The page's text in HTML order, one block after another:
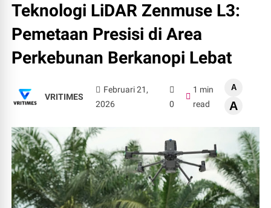
Teknologi LiDAR Zenmuse L3:
Pemetaan Presisi di Area
Perkebunan Berkanopi Lebat
VRITIMES
Februari 21,
2026
0
1 min
read
A
A